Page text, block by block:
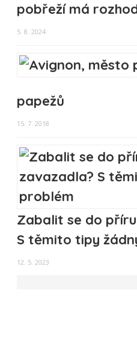
pobřeží má
5. 8. 2024
papežů
15. 7. 2018
Zabalit se do
S těmito tipy
12. 5. 2023